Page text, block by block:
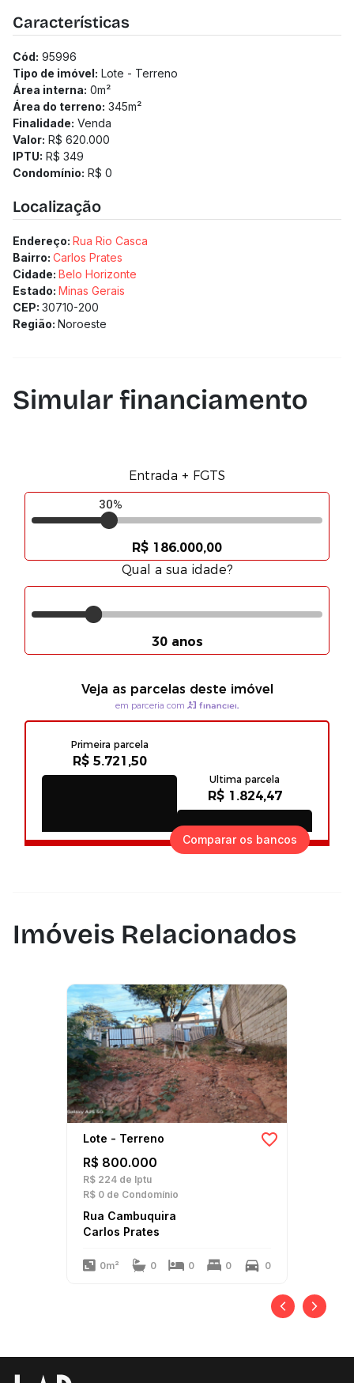
Características
Cód: 95996
Tipo de imóvel: Lote - Terreno
Área interna: 0m²
Área do terreno: 345m²
Finalidade: Venda
Valor: R$ 620.000
IPTU: R$ 349
Condomínio: R$ 0
Localização
Endereço: Rua Rio Casca
Bairro: Carlos Prates
Cidade: Belo Horizonte
Estado: Minas Gerais
CEP: 30710-200
Região: Noroeste
Simular financiamento
Comparar os bancos
Imóveis Relacionados
Lote - Terreno
R$ 800.000
R$ 224 de Iptu
R$ 0 de Condomínio
Rua Cambuquira
Carlos Prates
0m² 0 0 0 0